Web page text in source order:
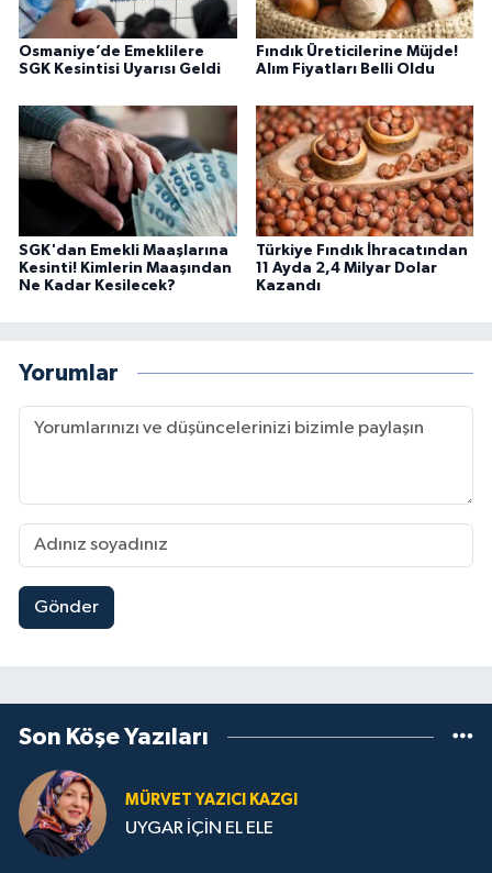
Osmaniye’de Emeklilere
SGK Kesintisi Uyarısı Geldi
Fındık Üreticilerine Müjde!
Alım Fiyatları Belli Oldu
SGK'dan Emekli Maaşlarına
Kesinti! Kimlerin Maaşından
Ne Kadar Kesilecek?
Türkiye Fındık İhracatından
11 Ayda 2,4 Milyar Dolar
Kazandı
Yorumlar
Gönder
Son Köşe Yazıları
MÜRVET YAZICI KAZGI
UYGAR İÇİN EL ELE